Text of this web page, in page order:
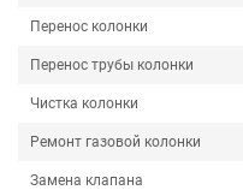
Перенос колонки
Перенос трубы колонки
Чистка колонки
Ремонт газовой колонки
Замена клапана